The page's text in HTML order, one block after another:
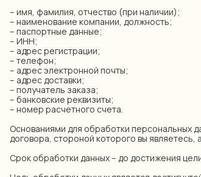
– имя, фамилия, отчество (при наличии);
– наименование компании, должность;
– паспортные данные;
– ИНН;
– адрес регистрации;
– телефон;
– адрес электронной почты;
– адрес доставки;
– получатель заказа;
– банковские реквизиты;
– номер расчетного счета.
Основаниями для обработки персональных
договора, стороной которого вы являетесь,
Срок обработки данных – до достижения